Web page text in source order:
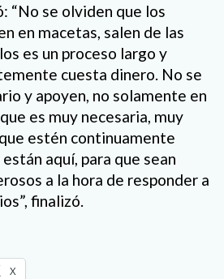
“No se olviden que los
en macetas, salen de las
es un proceso largo y
cuesta dinero. No se
y apoyen, no solamente en
es muy necesaria, muy
estén continuamente
aquí, para que sean
a la hora de responder a
finalizó.
X